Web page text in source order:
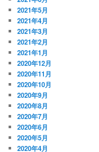
2021年5月
2021年4月
2021年3月
2021年2月
2021年1月
2020年12月
2020年11月
2020年10月
2020年9月
2020年8月
2020年7月
2020年6月
2020年5月
2020年4月